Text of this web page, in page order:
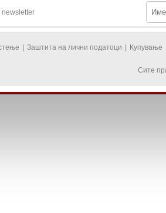
newsletter
Заштита на лични податоци Купување
Сите